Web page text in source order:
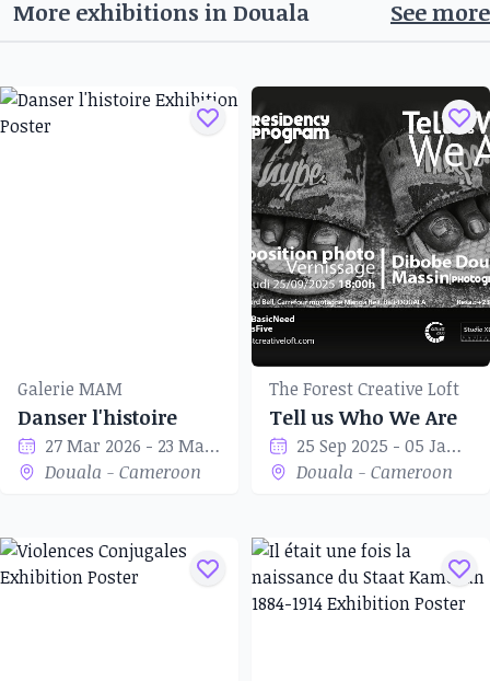
More exhibitions in Douala See more
Galerie MAM
Danser l'histoire
27 Mar 2026 - 23 May 2026
Douala - Cameroon
The Forest Creative Loft
Tell us Who We Are
25 Sep 2025 - 05 Jan 2026
Douala - Cameroon